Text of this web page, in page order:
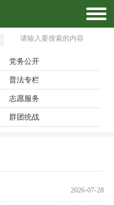
党务公开
普法专栏
志愿服务
群团统战
2026-07-28